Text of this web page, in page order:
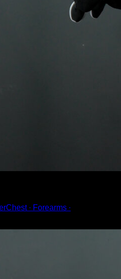
∙ Forearms ∙